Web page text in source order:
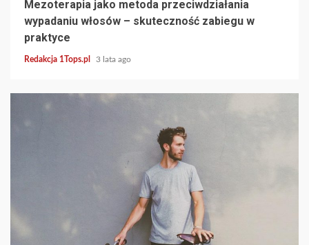
Mezoterapia jako metoda przeciwdziałania
wypadaniu włosów – skuteczność zabiegu w
praktyce
Redakcja 1Tops.pl 3 lata ago